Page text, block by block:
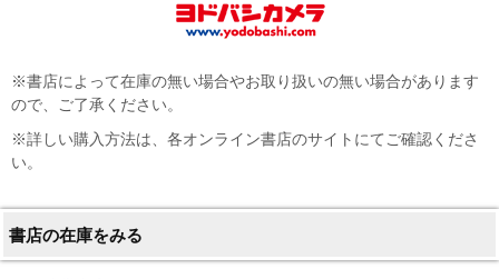
※書店によって在庫の無い場合やお取り扱いの無い場合があります
ので、ご了承ください。
※詳しい購入方法は、各オンライン書店のサイトにてご確認くださ
い。
書店の在庫をみる